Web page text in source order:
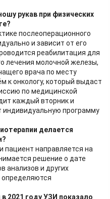
рукав при физических
послеоперационного
и зависит от его
реабилитация для
лечения молочной железы,
врача по месту
к онкологу, который выдаст
по медицинской
каждый вторник и
индивидуальную программу
делается
пациент направляется на
решение о дате
анализов и других
определяются
2021 году УЗИ показало